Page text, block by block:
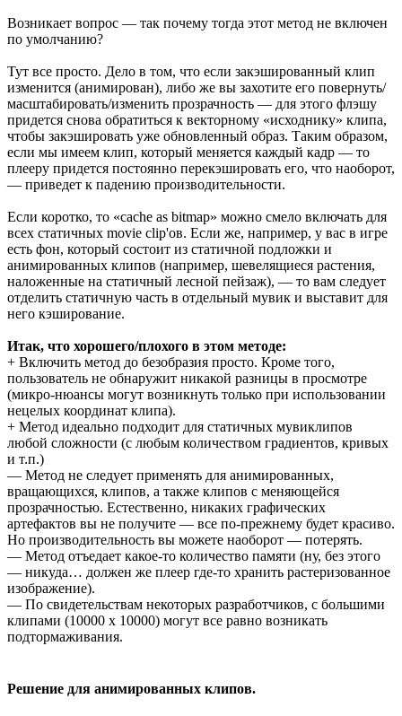
Возникает вопрос — так почему тогда этот метод не включен
по умолчанию?
Тут все просто. Дело в том, что если закэшированный клип
изменится (анимирован), либо же вы захотите его повернуть/
масштабировать/изменить прозрачность — для этого флэшу
придется снова обратиться к векторному «исходнику» клипа,
чтобы закэшировать уже обновленный образ. Таким образом,
если мы имеем клип, который меняется каждый кадр — то
плееру придется постоянно перекэшировать его, что наоборот,
— приведет к падению производительности.
Если коротко, то «cache as bitmap» можно смело включать для
всех статичных movie clip'ов. Если же, например, у вас в игре
есть фон, который состоит из статичной подложки и
анимированных клипов (например, шевелящиеся растения,
наложенные на статичный лесной пейзаж), — то вам следует
отделить статичную часть в отдельный мувик и выставит для
него кэширование.
Итак, что хорошего/плохого в этом методе:
+ Включить метод до безобразия просто. Кроме того,
пользователь не обнаружит никакой разницы в просмотре
(микро-нюансы могут возникнуть только при использовании
нецелых координат клипа).
+ Метод идеально подходит для статичных мувиклипов
любой сложности (с любым количеством градиентов, кривых
и т.п.)
— Метод не следует применять для анимированных,
вращающихся, клипов, а также клипов с меняющейся
прозрачностью. Естественно, никаких графических
артефактов вы не получите — все по-прежнему будет красиво.
Но производительность вы можете наоборот — потерять.
— Метод отъедает какое-то количество памяти (ну, без этого
— никуда… должен же плеер где-то хранить растеризованное
изображение).
— По свидетельствам некоторых разработчиков, с большими
клипами (10000 х 10000) могут все равно возникать
подтормаживания.
Решение для анимированных клипов.